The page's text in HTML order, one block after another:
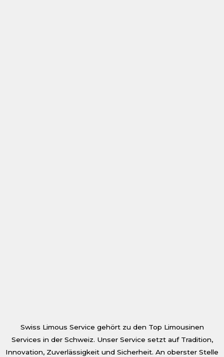
Swiss Limous Service gehört zu den Top Limousinen
Services in der Schweiz. Unser Service setzt auf Tradition,
Innovation, Zuverlässigkeit und Sicherheit. An oberster Stelle